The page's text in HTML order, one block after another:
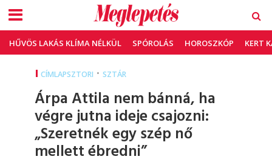
HŰVÖS LAKÁS KLÍMA NÉLKÜL SPÓROLÁS HOROSZKÓP KERT
CÍMLAPSZTORI • SZTÁR
Árpa Attila nem bánná, ha
végre jutna ideje csajozni:
„Szeretnék egy szép nő
mellett ébredni”